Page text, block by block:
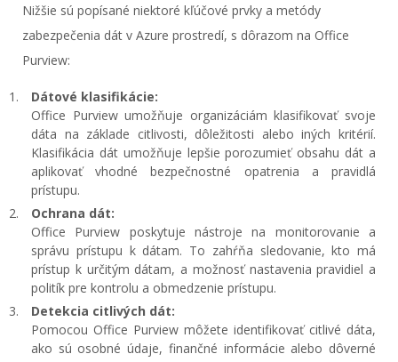
Nižšie sú popísané niektoré kľúčové prvky a metódy
zabezpečenia dát v Azure prostredí, s dôrazom na Office
Purview:
Dátové klasifikácie:
Office Purview umožňuje organizáciám klasifikovať svoje
dáta na základe citlivosti, dôležitosti alebo iných kritérií.
Klasifikácia dát umožňuje lepšie porozumieť obsahu dát a
aplikovať vhodné bezpečnostné opatrenia a pravidlá
prístupu.
Ochrana dát:
Office Purview poskytuje nástroje na monitorovanie a
správu prístupu k dátam. To zahŕňa sledovanie, kto má
prístup k určitým dátam, a možnosť nastavenia pravidiel a
politík pre kontrolu a obmedzenie prístupu.
Detekcia citlivých dát:
Pomocou Office Purview môžete identifikovať citlivé dáta,
ako sú osobné údaje, finančné informácie alebo dôverné